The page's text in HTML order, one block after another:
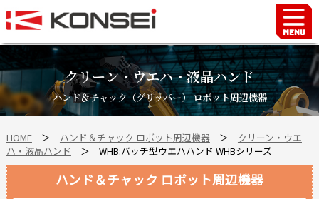
クリーン・ウエハ・液晶ハンド
ハンド＆チャック（グリッパー） ロボット周辺機器
HOME＞ ハンド＆チャック ロボット周辺機器＞ クリーン・ウエ
ハ・液晶ハンド
＞ WHB:バッチ型ウエハハンド WHBシリーズ
ハンド＆チャック ロボット周辺機器
Home
ハンド＆チャックロボット周辺機器
FAシステム
スマートファクトリーLabo
自動車部品
企業情報
会社沿革